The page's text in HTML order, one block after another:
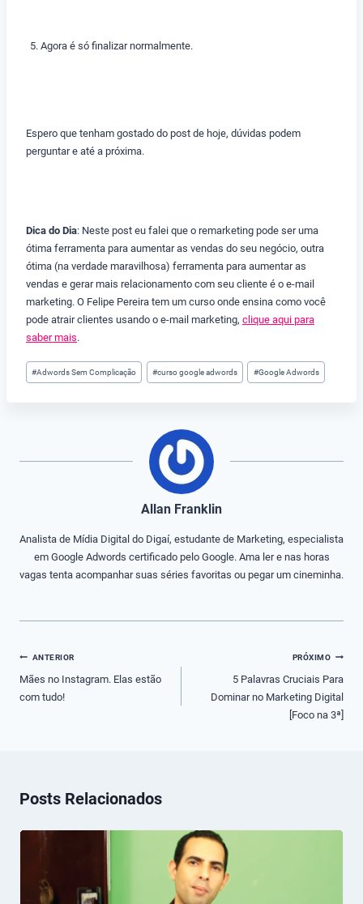
Agora é só finalizar normalmente.
Espero que tenham gostado do post de hoje, dúvidas podem
perguntar e até a próxima.
Dica do Dia: Neste post eu falei que o remarketing pode ser uma
ótima ferramenta para aumentar as vendas do seu negócio, outra
ótima (na verdade maravilhosa) ferramenta para aumentar as
vendas e gerar mais relacionamento com seu cliente é o e-mail
marketing. O Felipe Pereira tem um curso onde ensina como você
pode atrair clientes usando o e-mail marketing, clique aqui para
saber mais.
Tags
do
#Adwords Sem Complicação #curso google adwords #Google Adwords
Allan Franklin
Analista de Mídia Digital do Digaí, estudante de Marketing, especialista
em Google Adwords certificado pelo Google. Ama ler e nas horas
vagas tenta acompanhar suas séries favoritas ou pegar um cineminha.
Navegação
de
Post
ANTERIOR
Mães no Instagram. Elas estão
com tudo!
PRÓXIMO
5 Palavras Cruciais Para
Dominar no Marketing Digital
[Foco na 3ª]
Posts Relacionados